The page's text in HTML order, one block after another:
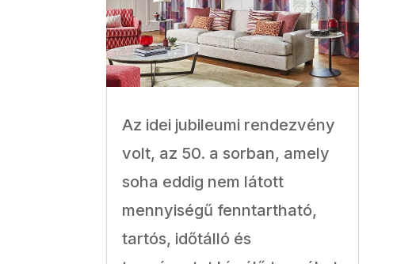
Az idei jubileumi rendezvény
volt, az 50. a sorban, amely
soha eddig nem látott
mennyiségű fenntartható,
tartós, időtálló és